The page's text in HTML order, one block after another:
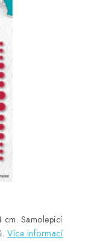
recenzí
Samolepící
Více informací